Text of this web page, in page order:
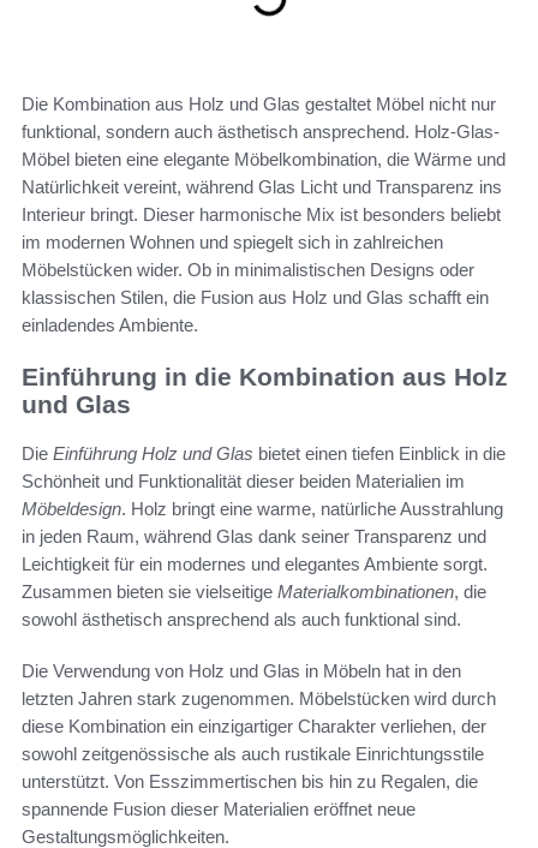
Die Kombination aus Holz und Glas gestaltet Möbel nicht nur
funktional, sondern auch ästhetisch ansprechend. Holz-Glas-
Möbel bieten eine elegante Möbelkombination, die Wärme und
Natürlichkeit vereint, während Glas Licht und Transparenz ins
Interieur bringt. Dieser harmonische Mix ist besonders beliebt
im modernen Wohnen und spiegelt sich in zahlreichen
Möbelstücken wider. Ob in minimalistischen Designs oder
klassischen Stilen, die Fusion aus Holz und Glas schafft ein
einladendes Ambiente.
Einführung in die Kombination aus Holz
und Glas
Die Einführung Holz und Glas bietet einen tiefen Einblick in die
Schönheit und Funktionalität dieser beiden Materialien im
Möbeldesign. Holz bringt eine warme, natürliche Ausstrahlung
in jeden Raum, während Glas dank seiner Transparenz und
Leichtigkeit für ein modernes und elegantes Ambiente sorgt.
Zusammen bieten sie vielseitige Materialkombinationen, die
sowohl ästhetisch ansprechend als auch funktional sind.
Die Verwendung von Holz und Glas in Möbeln hat in den
letzten Jahren stark zugenommen. Möbelstücken wird durch
diese Kombination ein einzigartiger Charakter verliehen, der
sowohl zeitgenössische als auch rustikale Einrichtungsstile
unterstützt. Von Esszimmertischen bis hin zu Regalen, die
spannende Fusion dieser Materialien eröffnet neue
Gestaltungsmöglichkeiten.